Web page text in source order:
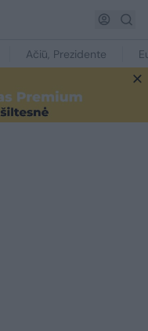
Ačiū, Prezidente